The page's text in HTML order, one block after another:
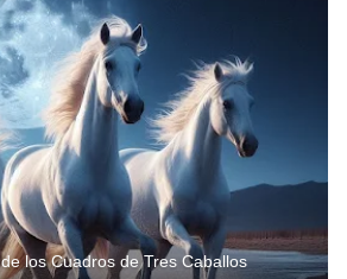
los Cuadros de Tres Caballos